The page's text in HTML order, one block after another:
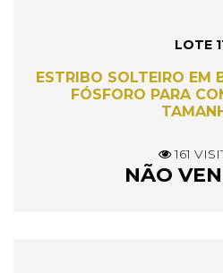
LOTE
ESTRIBO SOLTEIRO EM
FÓSFORO PARA
161
NÃO